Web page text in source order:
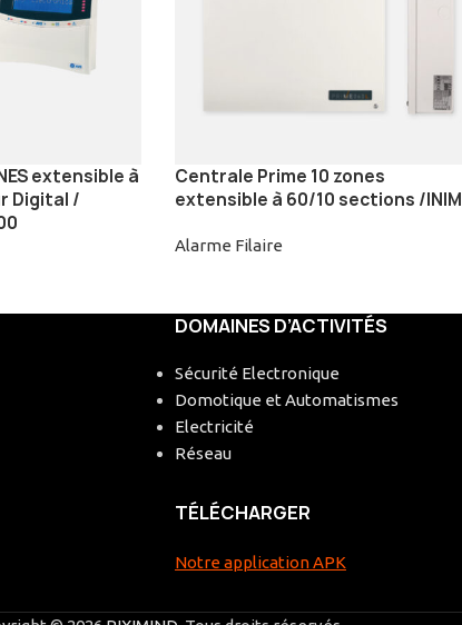
extensible à
Digital /
Centrale Prime 10 zones
extensible à 60/10 sections /INIM
Alarme Filaire
DOMAINES D’ACTIVITÉS
Sécurité Electronique
Domotique et Automatismes
Electricité
Réseau
TÉLÉCHARGER
Notre application APK